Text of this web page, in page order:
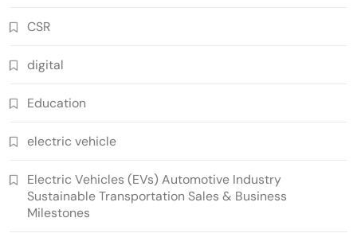
CSR
digital
Education
electric vehicle
Electric Vehicles (EVs) Automotive Industry
Sustainable Transportation Sales & Business
Milestones